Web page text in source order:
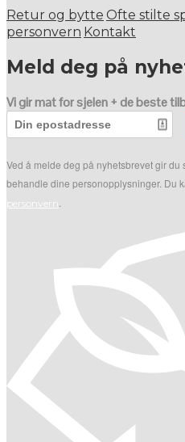
Retur og bytte Ofte stilte
personvern Kontakt
Meld deg på
Vi gir mat for sjelen + de beste
Ved å melde deg på nyhetsbrevet gir du
behandle dine personopplysninger. Du
personvern